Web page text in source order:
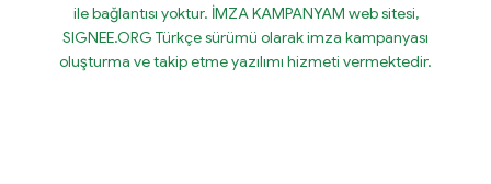
ile bağlantısı yoktur. İMZA KAMPANYAM web sitesi,
SIGNEE.ORG Türkçe sürümü olarak imza kampanyası
oluşturma ve takip etme yazılımı hizmeti vermektedir.